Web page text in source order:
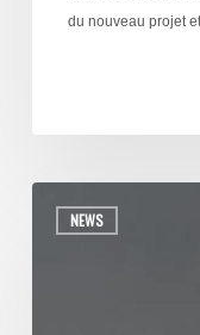
du nouveau projet
NEWS